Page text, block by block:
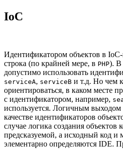
IoC
Идентификатором объектов в IoC-
строка (по крайней мере, в PHP). В
допустимо использовать
serviceA, serviceB и т.д. Но чем
ориентироваться, в каком месте
с идентификатором, например,
используется. Логичным выходом
качестве идентификаторов
случае логика создания объектов
предсказуемой, а исходный код и
элементарно определяются IDE.